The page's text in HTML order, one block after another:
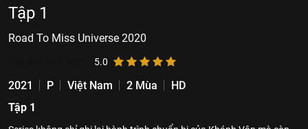
Tập 1
Road To Miss Universe 2020
5.0
2021 P Việt Nam 2 Mùa
HD
Tập 1